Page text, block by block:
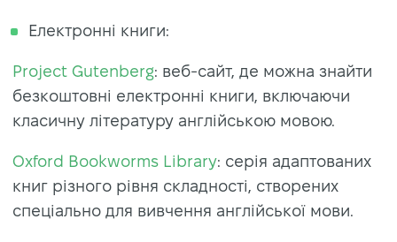
Електронні книги:
Project Gutenberg: веб-сайт, де можна знайти
безкоштовні електронні книги, включаючи
класичну літературу англійською мовою.
Oxford Bookworms Library: серія адаптованих
книг різного рівня складності, створених
спеціально для вивчення англійської мови.